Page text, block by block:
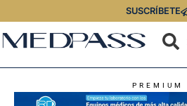
SUSCRÍBETE
PREMIUM